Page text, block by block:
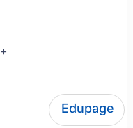
Edupage